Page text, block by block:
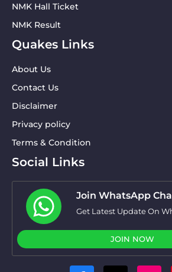
NMK Hall Ticket
NMK Result
Quakes Links
About Us
Contact Us
Disclaimer
Privacy policy
Terms & Condition
Social Links
Join WhatsApp
Get Latest Update On
JOIN NOW